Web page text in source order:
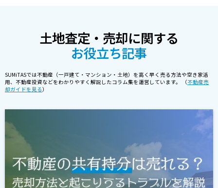
土地査定・売却に関する
お役立ち記事
SUMiTASでは不動産（一戸建て・マンション・土地）を高く早く売る方法や空き家活
用、不動産投資などをわかりやすく解説したコラム集を運営しています。 （不動産売
却ガイドを見る）